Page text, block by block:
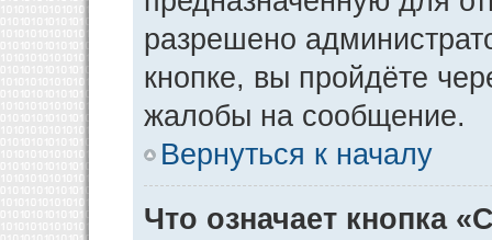
разрешено
кнопке, вы пройдёте
жалобы на сообщение.
Вернуться к началу
Что означает кнопка